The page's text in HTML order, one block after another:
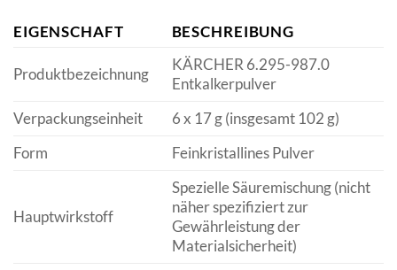
EIGENSCHAFT BESCHREIBUNG
Produktbezeichnung
KÄRCHER 6.295-987.0
Entkalkerpulver
Verpackungseinheit
6 x 17 g (insgesamt 102 g)
Form
Feinkristallines Pulver
Hauptwirkstoff
Spezielle Säuremischung (nicht
näher spezifiziert zur
Gewährleistung der
Materialsicherheit)